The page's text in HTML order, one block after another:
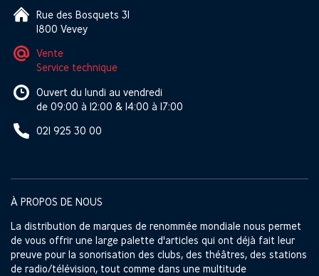
Rue des Bosquets 31
1800 Vevey
Vente
Service technique
Ouvert du lundi au vendredi
de 09:00 à 12:00 & 14:00 à 17:00
021 925 30 00
À PROPOS DE NOUS
La distribution de marques de renommée mondiale nous permet
de vous offrir une large palette d'articles qui ont déjà fait leur
preuve pour la sonorisation des clubs, des théâtres, des stations
de radio/télévision, tout comme dans une multitude